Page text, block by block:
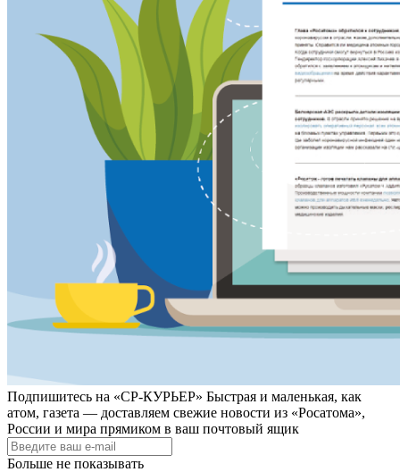
Подпишитесь на «СР-КУРЬЕР» Быстрая и маленькая, как
атом, газета — доставляем свежие новости из «Росатома»,
России и мира прямиком в ваш почтовый ящик
Больше не показывать